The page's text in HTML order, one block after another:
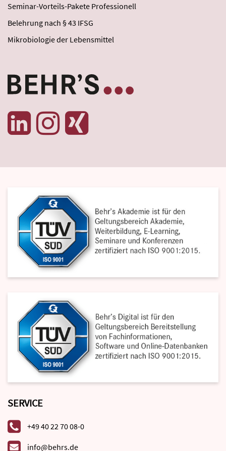
Seminar-Vorteils-Pakete Professionell
Belehrung nach § 43 IFSG
Mikrobiologie der Lebensmittel
SERVICE
+49 40 22 70 08-0
info@behrs.de